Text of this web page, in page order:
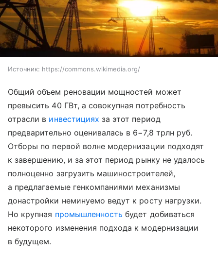
Источник: https://commons.wikimedia.org/
Общий объем реновации мощностей может
превысить 40 ГВт, а совокупная потребность
отрасли в инвестициях за этот период
предварительно оценивалась в 6−7,8 трлн руб.
Отборы по первой волне модернизации подходят
к завершению, и за этот период рынку не удалось
полноценно загрузить машиностроителей,
а предлагаемые генкомпаниями механизмы
донастройки неминуемо ведут к росту нагрузки.
Но крупная промышленность будет добиваться
некоторого изменения подхода к модернизации
в будущем.